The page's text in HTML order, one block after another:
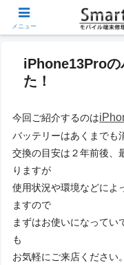
iPhone13Proの
た！
今回ご紹介するのは
バッテリーはあくまでも
交換の目安は２年前後、
りますが
使用状況や環境などによ
ますので
まずはお使いになってい
も
お気軽にご来店ください。
メニュー